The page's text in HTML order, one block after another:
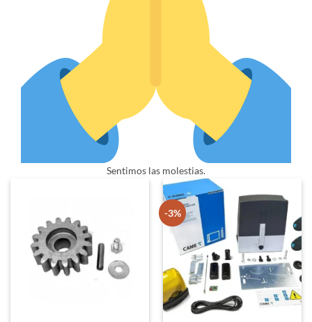
Sentimos las molestias.
-3%